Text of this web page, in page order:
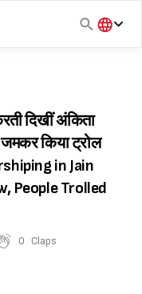
हिंदी
दिखीं अंकिता
किया ट्रोल
in Jain
People Trolled
0 Claps